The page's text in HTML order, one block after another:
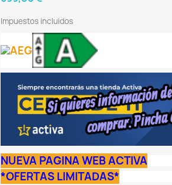
Impuestos incluidos
NUEVA PAGINA WEB ACTIVA
*OFERTAS LIMITADAS*